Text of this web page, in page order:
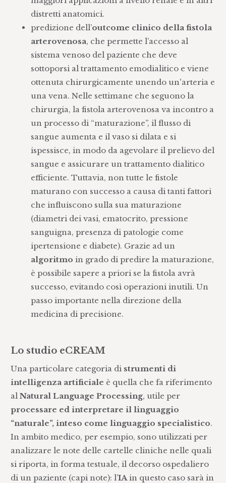
distretti anatomici.
predizione dell’outcome clinico della fistola
arterovenosa, che permette l’accesso al
sistema venoso del paziente che deve
sottoporsi al trattamento emodialitico e viene
ottenuta chirurgicamente unendo un'arteria e
una vena. Nelle settimane che seguono la
chirurgia, la fistola arterovenosa va incontro a
un processo di “maturazione”, il flusso di
sangue aumenta e il vaso si dilata e si
ispessisce, in modo da agevolare il prelievo del
sangue e assicurare un trattamento dialitico
efficiente. Tuttavia, non tutte le fistole
maturano con successo a causa di tanti fattori
che influiscono sulla sua maturazione
(diametri dei vasi, ematocrito, pressione
sanguigna, presenza di patologie come
ipertensione e diabete). Grazie ad un
algoritmo in grado di predire la maturazione,
è possibile sapere a priori se la fistola avrà
successo, evitando così operazioni inutili. Un
passo importante nella direzione della
medicina di precisione.
Lo studio eCREAM
Una particolare categoria di strumenti di
intelligenza artificiale è quella che fa riferimento
alNatural Language Processing, utile per
processare ed interpretare il linguaggio
“naturale”, inteso come linguaggio specialistico.
In ambito medico, per esempio, sono utilizzati per
analizzare le note delle cartelle cliniche nelle quali
si riporta, in forma testuale, il decorso ospedaliero
di un paziente (capi note): l’IAin questo caso sarà in